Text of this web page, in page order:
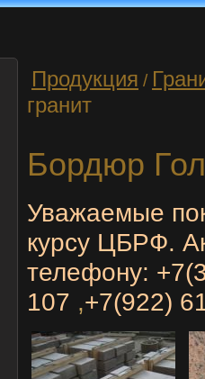
Продукция /
гранит
Бордюр
Уважаемые
курсу ЦБРФ.
телефону:
107 ,+7(922)